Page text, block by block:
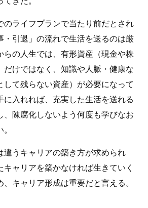
のライフプランで当たり前だとされ
・引退」の流れで生活を送るのは厳
らの人生では、有形資産（現金や株
だけではなく、知識や人脈・健康な
して残らない資産）が必要になって
に入れれば、充実した生活を送れる
、陳腐化しないよう何度も学びなお
違うキャリアの築き方が求められ
ャリアを築かなければ生きていく
キャリア形成は重要だと言える。